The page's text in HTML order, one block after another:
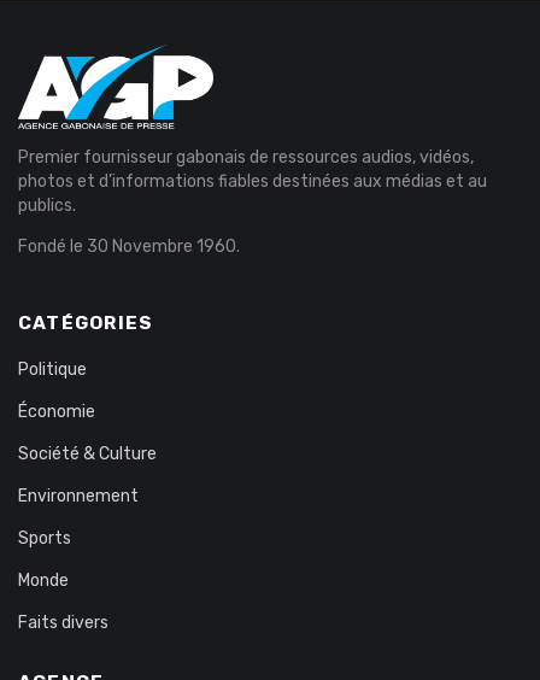
Premier fournisseur gabonais de ressources audios, vidéos,
photos et d’informations fiables destinées aux médias et au
publics.
Fondé le 30 Novembre 1960.
CATÉGORIES
Politique
Économie
Société & Culture
Environnement
Sports
Monde
Faits divers